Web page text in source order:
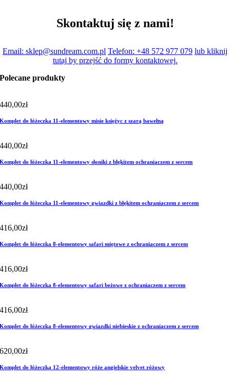
Skontaktuj się z nami!
Email: sklep@sundream.com.pl Telefon: +48 572 977 079 lub kliknij
tutaj by przejść do formy kontaktowej.
Polecane produkty
440,00zł
Komplet do łóżeczka 11-elementowy misie księżyc z szarą bawełną
440,00zł
Komplet do łóżeczka 11-elementowy słoniki z błękitem ochraniaczem z sercem
440,00zł
Komplet do łóżeczka 11-elementowy gwiazdki z błękitem ochraniaczem z sercem
416,00zł
Komplet do łóżeczka 8-elementowy safari miętowe z ochraniaczem z sercem
416,00zł
Komplet do łóżeczka 8-elementowy safari beżowe z ochraniaczem z sercem
416,00zł
Komplet do łóżeczka 8-elementowy gwiazdki niebieskie z ochraniaczem z sercem
620,00zł
Komplet do łóżeczka 12-elementowy róże angielskie velvet różowy